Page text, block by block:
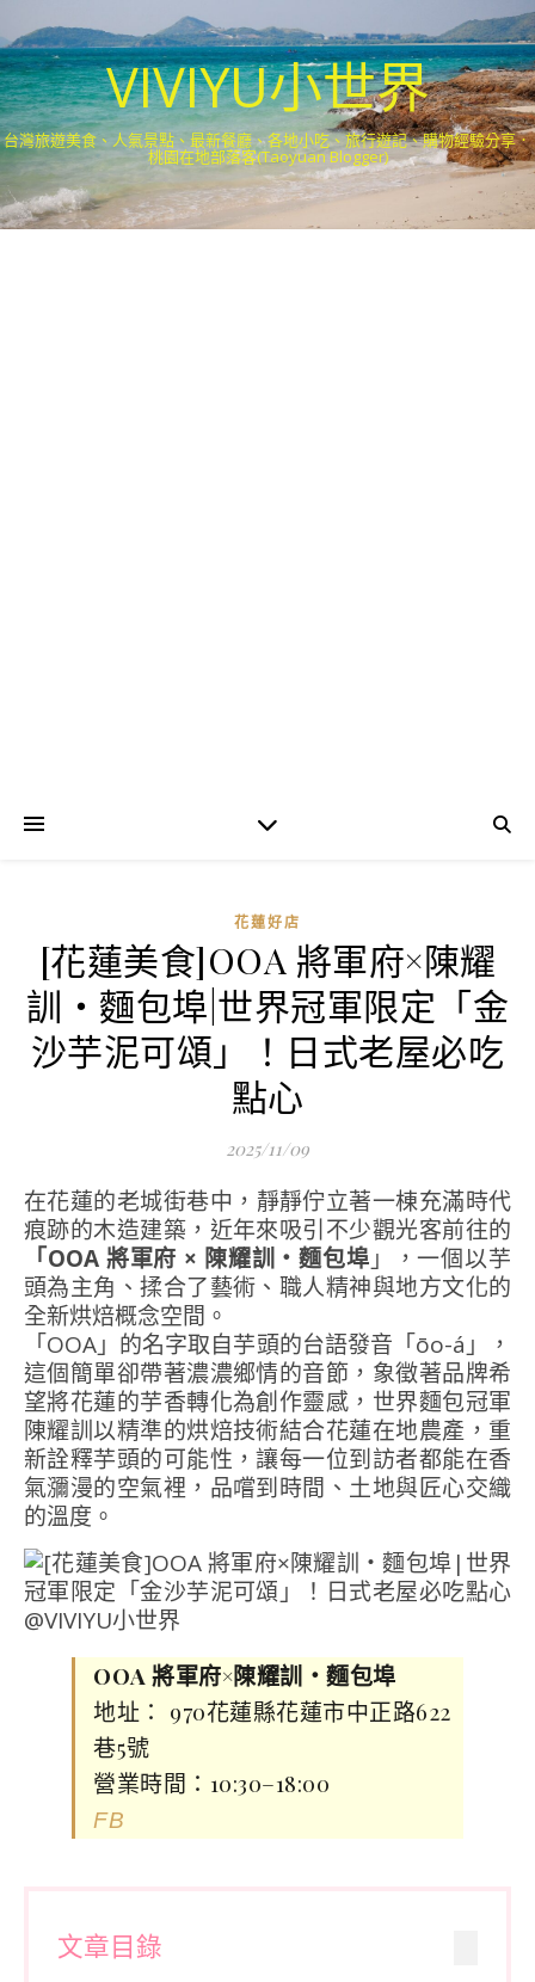
VIVIYU小世界
台灣旅遊美食、人氣景點、最新餐廳、各地小吃、旅行遊記、購物經驗分享．
桃園在地部落客(Taoyuan Blogger)
花蓮好店
[花蓮美食]OOA 將軍府×陳耀
訓・麵包埠|世界冠軍限定「金
沙芋泥可頌」！日式老屋必吃
點心
2025/11/09
在花蓮的老城街巷中，靜靜佇立著一棟充滿時代
痕跡的木造建築，近年來吸引不少觀光客前往的
「OOA 將軍府 × 陳耀訓・麵包埠 」，一個以芋
頭為主角、揉合了藝術、職人精神與地方文化的
全新烘焙概念空間。
「OOA」的名字取自芋頭的台語發音「ōo-á」，
這個簡單卻帶著濃濃鄉情的音節，象徵著品牌希
望將花蓮的芋香轉化為創作靈感，世界麵包冠軍
陳耀訓以精準的烘焙技術結合花蓮在地農產，重
新詮釋芋頭的可能性，讓每一位到訪者都能在香
氣瀰漫的空氣裡，品嚐到時間、土地與匠心交織
的溫度。
OOA 將軍府×陳耀訓・麵包埠
地址： 970花蓮縣花蓮市中正路622
巷5號
營業時間：10:30–18:00
FB
文章目錄